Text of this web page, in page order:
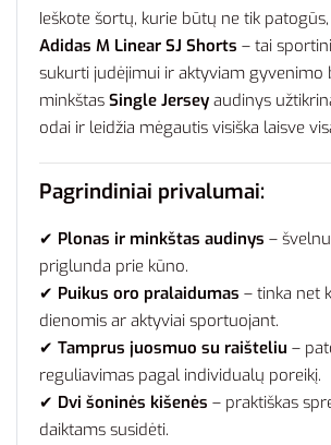
Ieškote šortų, kurie būtų ne tik
Adidas M Linear SJ Shorts – tai
sukurti judėjimui ir aktyviam gyvenimo
minkštas Single Jersey audinys
odai ir leidžia mėgautis visiška laisve
Pagrindiniai privalumai:
✔ Plonas ir minkštas audinys –
priglunda prie kūno.
✔ Puikus oro pralaidumas – tinka net
dienomis ar aktyviai sportuojant.
✔ Tamprus juosmuo su raišteliu –
reguliavimas pagal individualų poreikį.
✔ Dvi šoninės kišenės – praktiškas
daiktams susidėti.